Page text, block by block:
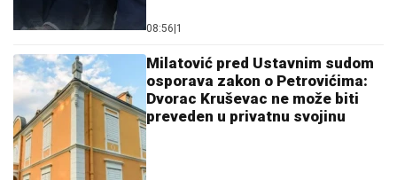
08:56 1
Milatović pred Ustavnim sudom
osporava zakon o Petrovićima:
Dvorac Kruševac ne može biti
preveden u privatnu svojinu